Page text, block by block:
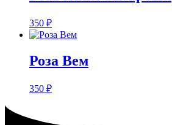
350 ₽
Розa Вем
350 ₽